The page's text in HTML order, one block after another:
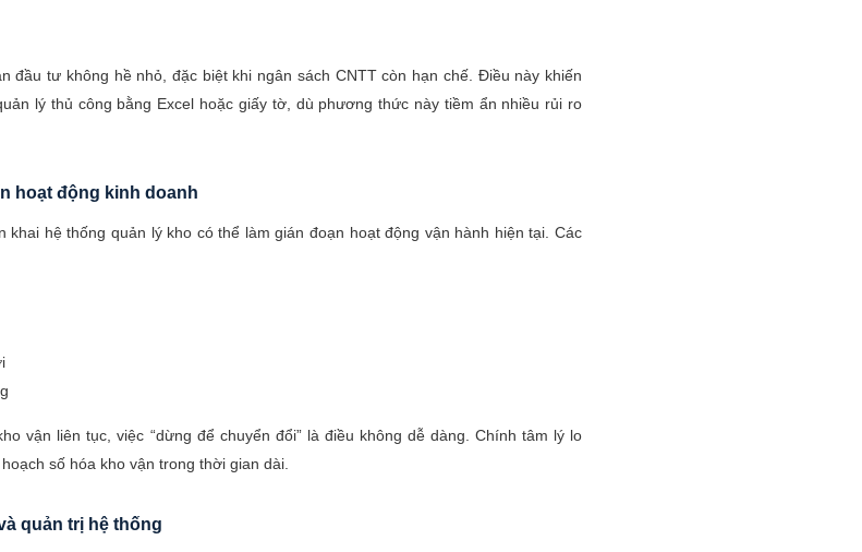
đầu tư không hề nhỏ, đặc biệt khi ngân sách CNTT còn hạn chế. Điều này khiến
lý thủ công bằng Excel hoặc giấy tờ, dù phương thức này tiềm ẩn nhiều rủi ro
hoạt động kinh doanh
khai hệ thống quản lý kho có thể làm gián đoạn hoạt động vận hành hiện tại. Các
vận liên tục, việc “dừng để chuyển đổi” là điều không dễ dàng. Chính tâm lý lo
số hóa kho vận trong thời gian dài.
quản trị hệ thống